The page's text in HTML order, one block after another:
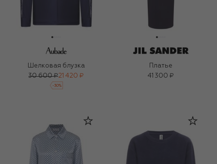
Шелковая блузка
30 600 ₽21 420 ₽
-30%
Платье
41 300 ₽